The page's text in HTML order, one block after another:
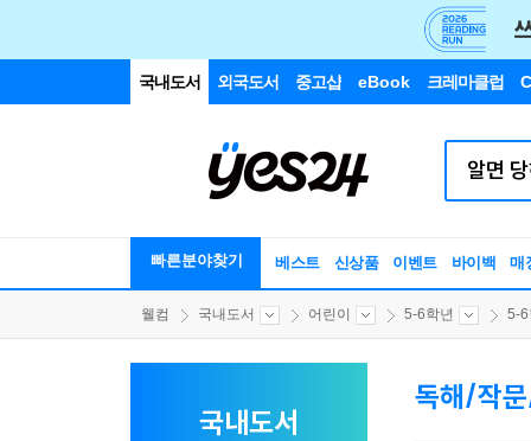
국내도서 외국도서 중고샵 eBook 크레마클럽
빠른분야찾기 베스트 신상품 이벤트 바이백 매
웰컴 국내도서 어린이 5-6학년 5-6
국내도서
독해/작